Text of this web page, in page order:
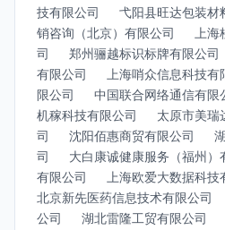
技有限公司
弋阳县旺达包装材
销咨询（北京）有限公司
上
司
郑州骊越标识标牌有限公司
有限公司
上海哨众信息科技有
限公司
中国联合网络通信有限
机稼科技有限公司
太原市美瑞
司
沈阳佰惠商贸有限公司
司
大白康诚健康服务（福州）
有限公司
上海欧爱大数据科技
北京新先医药信息技术有限公司
公司
湖北雷隆工贸有限公司